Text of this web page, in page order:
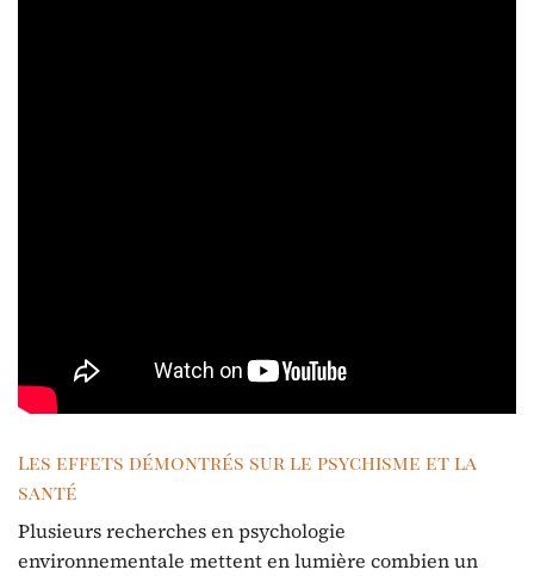
Les effets démontrés sur le psychisme et la
santé
Plusieurs recherches en psychologie
environnementale mettent en lumière combien un